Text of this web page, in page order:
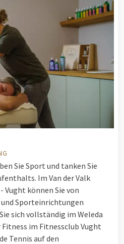
Sie Sport und tanken Sie
Im Van der Valk
können Sie von
Sporteinrichtungen
sich vollständig im Weleda
im Fitnessclub Vught
Tennis auf den